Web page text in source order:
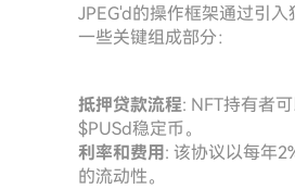
JPEG'd的操作框架通过引
一些关键组成部分：
抵押贷款流程: NFT持有者
$PUSd稳定币。
利率和费用 : 该协议以每年
的流动性。